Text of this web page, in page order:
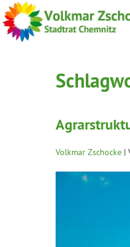
Volkmar Zschocke |